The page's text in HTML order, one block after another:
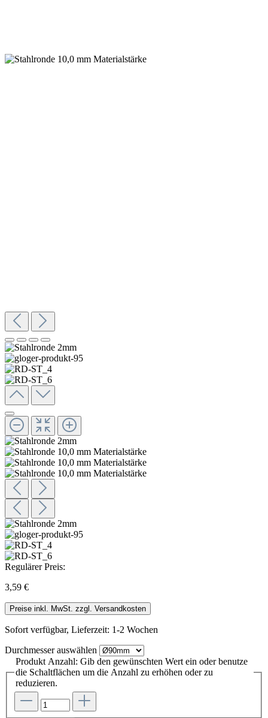
Regulärer Preis:
3,59 €
Preise inkl. MwSt. zzgl. Versandkosten
Sofort verfügbar, Lieferzeit: 1-2 Wochen
Durchmesserauswählen
Produkt Anzahl: Gib den gewünschten Wert ein oder benutze
die Schaltflächen um die Anzahl zu erhöhen oder zu
reduzieren.